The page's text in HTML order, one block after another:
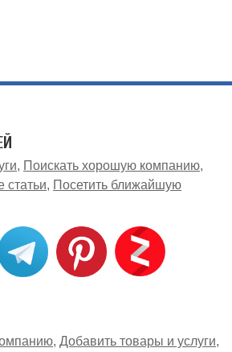
Поискать хорошую компанию
статьи
Посетить ближайшую
Добавить товары и услуги